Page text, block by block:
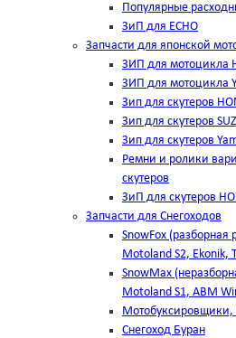
Популярные
ЗиП для ЕСНО
Запчасти для японской
ЗИП для мотоцикла
ЗИП для мотоцикла
Зип для скутеров
Зип для скутеров
Зип для скутеров
Ремни и ролики
скутеров
ЗиП для скутеров
Запчасти для Снегоходов
SnowFox
Motoland S2, Ekonik,
SnowMax
Motoland S1, ABM
Мотобуксировщики,
Снегоход Буран